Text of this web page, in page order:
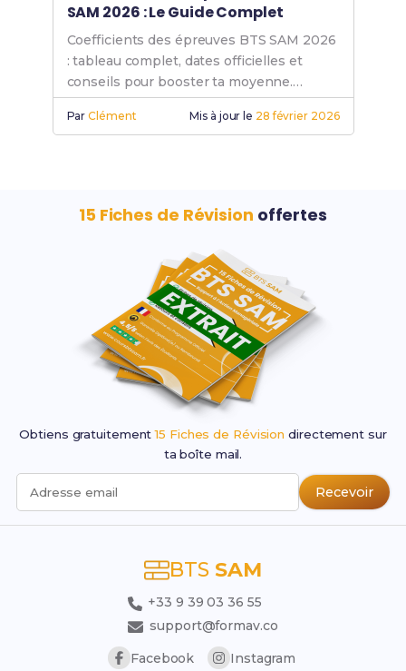
SAM 2026 : Le Guide Complet
Coefficients des épreuves BTS SAM 2026
: tableau complet, dates officielles et
conseils pour booster ta moyenne.
Commence à réviser maintenant !
ParClément Mis à jour le 28 février 2026
15 Fiches de Révision offertes
Obtiens gratuitement15 Fiches de Révision directement sur
ta boîte mail.
Adresse email Recevoir
BTS SAM
+33 9 39 03 36 55
support@formav.co
Facebook
Instagram